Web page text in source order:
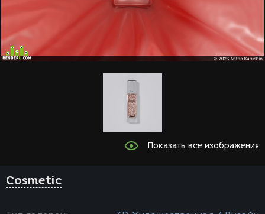
Показать все изображения
Cosmetic